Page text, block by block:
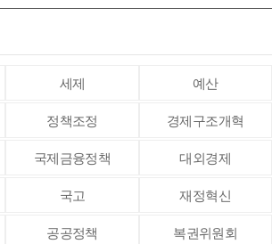
세제 예산
정책조정 경제구조개혁
국제금융정책 대외경제
국고 재정혁신
공공정책 복권위원회